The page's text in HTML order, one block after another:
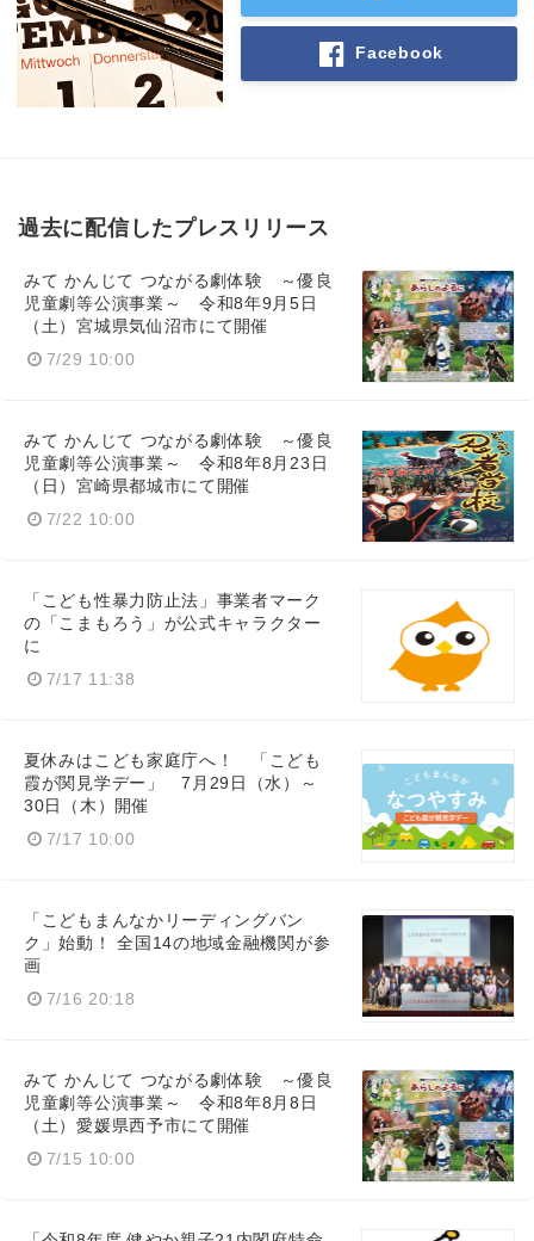
Facebook
過去に配信したプレスリリース
みて かんじて つながる劇体験 ～優良
児童劇等公演事業～ 令和8年9月5日
（土）宮城県気仙沼市にて開催
7/29 10:00
みて かんじて つながる劇体験 ～優良
児童劇等公演事業～ 令和8年8月23日
（日）宮崎県都城市にて開催
7/22 10:00
「こども性暴力防止法」事業者マーク
の「こまもろう」が公式キャラクター
に
7/17 11:38
夏休みはこども家庭庁へ！ 「こども
霞が関見学デー」 7月29日（水）～
30日（木）開催
7/17 10:00
「こどもまんなかリーディングバン
ク」始動！ 全国14の地域金融機関が参
画
7/16 20:18
みて かんじて つながる劇体験 ～優良
児童劇等公演事業～ 令和8年8月8日
（土）愛媛県西予市にて開催
7/15 10:00
Japanese